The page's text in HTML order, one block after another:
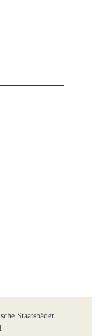
Staatsbäder